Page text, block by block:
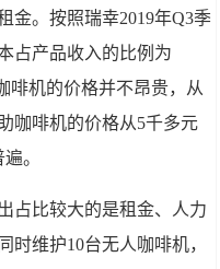
金。按照瑞幸2019年Q3季
占产品收入的比例为
啡机的价格并不昂贵，从
咖啡机的价格从5千多元
。
占比较大的是租金、人力
时维护10台无人咖啡机，